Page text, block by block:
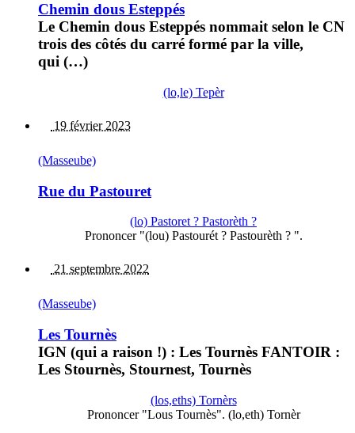
Chemin dous Esteppés
Le Chemin dous Esteppés nommait selon le CN
trois des côtés du carré formé par la ville,
qui (…)
(lo,le) Tepèr
19 février 2023
(Masseube)
Rue du Pastouret
(lo) Pastoret ? Pastorèth ?
Prononcer "(lou) Pastourét ? Pastourèth ? ".
21 septembre 2022
(Masseube)
Les Tournès
IGN (qui a raison !) : Les Tournès FANTOIR :
Les Stournès, Stournest, Tournès
(los,eths) Tornèrs
Prononcer "Lous Tournès". (lo,eth) Tornèr